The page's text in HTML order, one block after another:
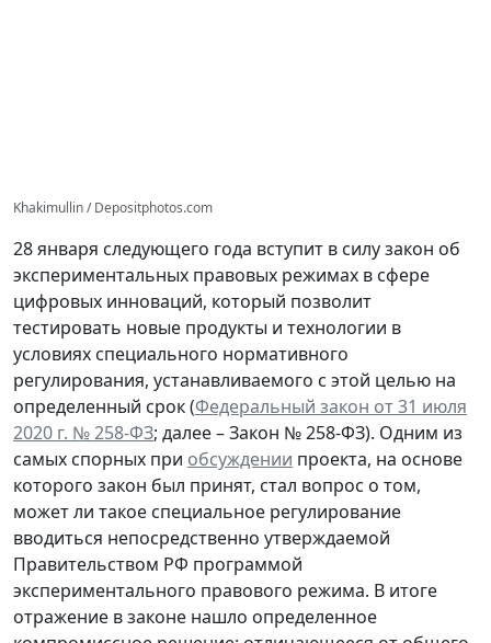
Khakimullin / Depositphotos.com
28 января следующего года вступит в силу закон об
экспериментальных правовых режимах в сфере
цифровых инноваций, который позволит
тестировать новые продукты и технологии в
условиях специального нормативного
регулирования, устанавливаемого с этой целью на
определенный срок (Федеральный закон от 31 июля
2020 г. № 258-ФЗ; далее – Закон № 258-ФЗ). Одним из
самых спорных при обсуждении проекта, на основе
которого закон был принят, стал вопрос о том,
может ли такое специальное регулирование
вводиться непосредственно утверждаемой
Правительством РФ программой
экспериментального правового режима. В итоге
отражение в законе нашло определенное